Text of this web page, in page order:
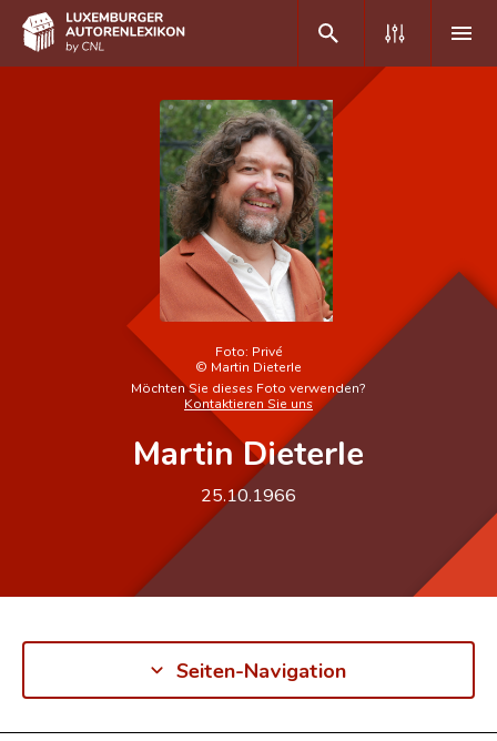
Autor(inn)en A-Z
Erweiterte Suche
Häufige Fragen und Antworten
Foto: Privé
© Martin Dieterle
Möchten Sie dieses Foto verwenden?
Kontaktieren Sie uns
Martin Dieterle
25.10.1966
Seiten-Navigation